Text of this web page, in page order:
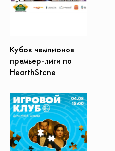
Кубок чемпионов
премьер-лиги по
HearthStone